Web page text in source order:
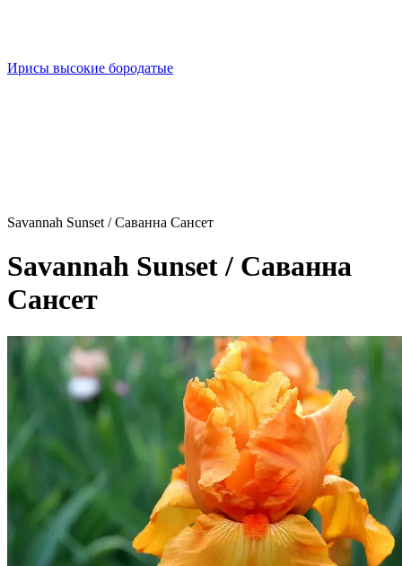
Ирисы высокие бородатые
Savannah Sunset / Саванна Сансет
Savannah Sunset / Саванна
Сансет